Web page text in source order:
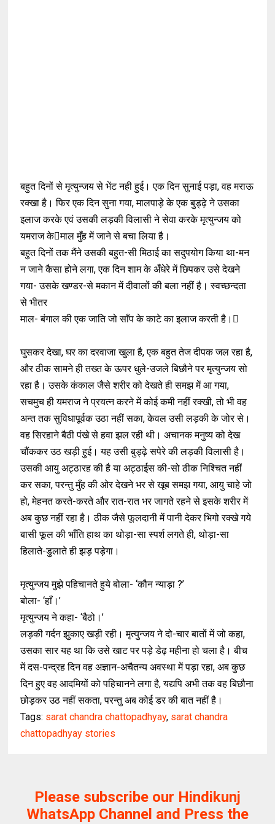
बहुत दिनों से मृत्युन्जय से भेंट नही हुई। एक दिन सुनाई पड़ा, वह मराऊ
रक्खा है। फिर एक दिन सुना गया, मालपाड़े के एक बुड्ढ़े ने उसका
इलाज करके एवं उसकी लड़की विलासी ने सेवा करके मृत्युन्जय को
यमराज केमाल मुँह में जाने से बचा लिया है।
बहुत दिनों तक मैंने उसकी बहुत-सी मिठाई का सदुपयोग किया था-मन
न जाने कैसा होने लगा, एक दिन शाम के अँधेरे में छिपकर उसे देखने
गया- उसके खण्डर-से मकान में दीवालों की बला नहीं है। स्वच्छन्दता
से भीतर
माल- बंगाल की एक जाति जो साँप के काटे का इलाज करती है।
घुसकर देखा, घर का दरवाजा खुला है, एक बहुत तेज दीपक जल रहा है,
और ठीक सामने ही तख्त के ऊपर धुले-उजले बिछौने पर मृत्युन्जय सो
रहा है। उसके कंकाल जैसे शरीर को देखते ही समझ में आ गया,
सचमुच ही यमराज ने प्रयत्न करने में कोई कमी नहीं रक्खी, तो भी वह
अन्त तक सुविधापूर्वक उठा नहीं सका, केवल उसी लड़की के जोर से।
वह सिरहाने बैठी पंखे से हवा झल रही थी। अचानक मनुष्य को देख
चौंककर उठ खड़ी हुई। यह उसी बुड्ढ़े सपेरे की लड़की विलासी है।
उसकी आयु अट्ठारह की है या अट्ठाईस की-सो ठीक निश्चित नहीं
कर सका, परन्तु मुँह की ओर देखने भर से खूब समझ गया, आयु चाहे जो
हो, मेहनत करते-करते और रात-रात भर जागते रहने से इसके शरीर में
अब कुछ नहीं रहा है। ठीक जैसे फूलदानी में पानी देकर भिगो रक्खे गये
बासी फूल की भाँति हाथ का थोड़ा-सा स्पर्श लगते ही, थोड़ा-सा
हिलाते-डुलाते ही झड़ पड़ेगा।
मृत्युन्जय मुझे पहिचानते हुये बोला- ‘कौन न्याड़ा ?’
बोला- ‘हाँ।’
मृत्युन्जय ने कहा- ‘बैठो।’
लड़की गर्दन झुकाए खड़ी रही। मृत्युन्जय ने दो-चार बातों में जो कहा,
उसका सार यह था कि उसे खाट पर पड़े डेढ़ महीना हो चला है। बीच
में दस-पन्द्रह दिन वह अज्ञान-अचैतन्य अवस्था में पड़ा रहा, अब कुछ
दिन हुए वह आदमियों को पहिचानने लगा है, यद्यपि अभी तक वह बिछौना
छोड़कर उठ नहीं सकता, परन्तु अब कोई डर की बात नहीं है।
Tags: sarat chandra chattopadhyay, sarat chandra
chattopadhyay stories
Please subscribe our Hindikunj
WhatsApp Channel and Press the